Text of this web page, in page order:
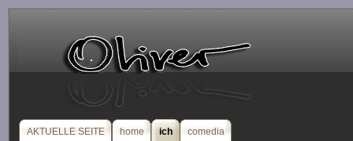
AKTUELLE SEITE home ich comedia